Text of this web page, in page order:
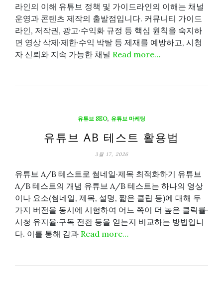
라인의 이해 유튜브 정책 및 가이드라인의 이해는 채널
운영과 콘텐츠 제작의 출발점입니다. 커뮤니티 가이드
라인, 저작권, 광고·수익화 규정 등 핵심 원칙을 숙지하
면 영상 삭제·제한·수익 박탈 등 제재를 예방하고, 시청
자 신뢰와 지속 가능한 채널 Read more…
유튜브 SEO, 유튜브 마케팅
유튜브 AB 테스트 활용법
3월 17, 2026
유튜브 A/B 테스트로 썸네일·제목 최적화하기 유튜브
A/B 테스트의 개념 유튜브 A/B 테스트는 하나의 영상
이나 요소(썸네일, 제목, 설명, 짧은 클립 등)에 대해 두
가지 버전을 동시에 시험하여 어느 쪽이 더 높은 클릭률·
시청 유지율·구독 전환 등을 얻는지 비교하는 방법입니
다. 이를 통해 감과 Read more…